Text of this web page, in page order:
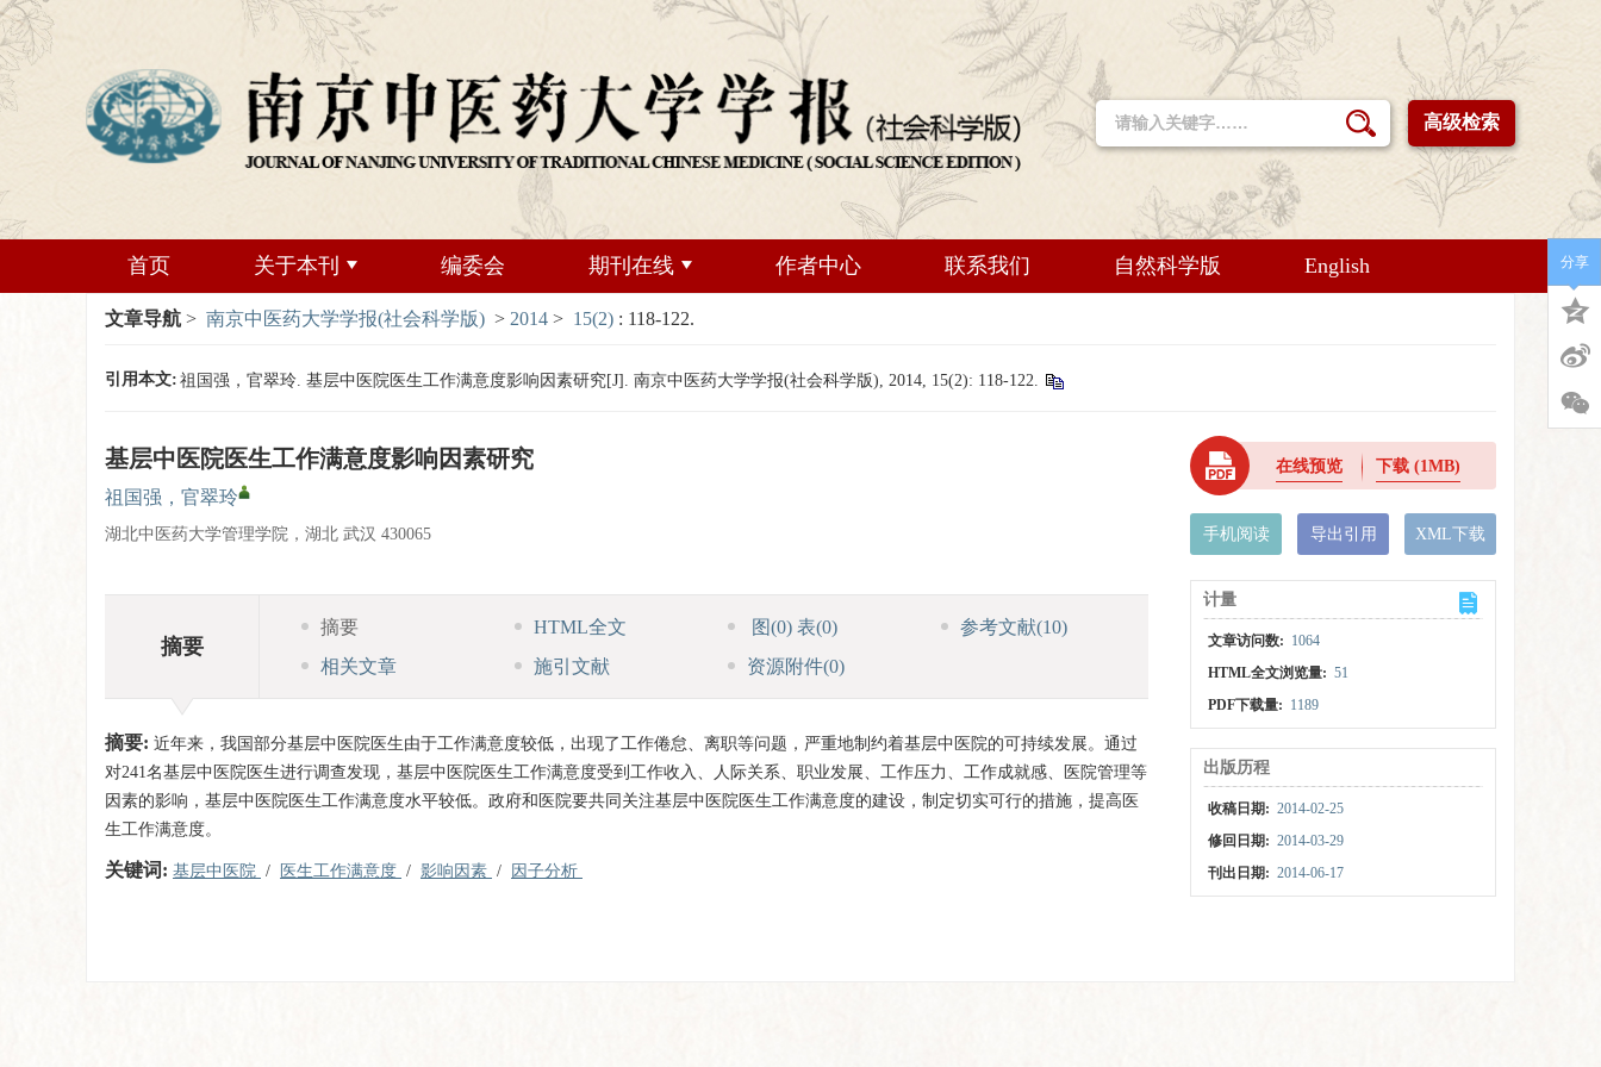
高级检索
首页 关于本刊 编委会 期刊在线 作者中心 联系我们 自然科学版 English
文章导航 > 南京中医药大学学报(社会科学版) > 2014 > 15(2) : 118-122.
引用本文: 祖国强，官翠玲. 基层中医院医生工作满意度影响因素研究[J]. 南京中医药大学学报(社会科学版), 2014, 15(2): 118-122.
基层中医院医生工作满意度影响因素研究
祖国强，官翠玲
湖北中医药大学管理学院，湖北 武汉 430065
摘要
摘要 HTML全文 图(0) 表(0) 参考文献(10)
相关文章
施引文献 资源附件(0)
摘要: 近年来，我国部分基层中医院医生由于工作满意度较低，出现了工作倦怠、离职等问题，严重地制约着基层中医院的可持续发展。通过
对241名基层中医院医生进行调查发现，基层中医院医生工作满意度受到工作收入、人际关系、职业发展、工作压力、工作成就感、医院管理等
因素的影响，基层中医院医生工作满意度水平较低。政府和医院要共同关注基层中医院医生工作满意度的建设，制定切实可行的措施，提高医
生工作满意度。
关键词: 基层中医院 / 医生工作满意度 / 影响因素 / 因子分析
在线预览 下载(1MB)
手机阅读 导出引用 XML下载
计量
文章访问数: 1064
HTML全文浏览量: 51
PDF下载量: 1189
出版历程
收稿日期: 2014-02-25
修回日期: 2014-03-29
刊出日期: 2014-06-17
分享